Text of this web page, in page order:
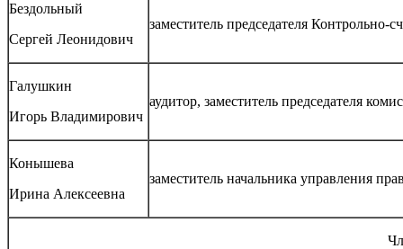
Бездольный
Сергей Леонидович
заместитель председателя Контрольно-
Галушкин
Игорь Владимирович
аудитор, заместитель председателя
Конышева
Ирина Алексеевна
заместитель начальника управления